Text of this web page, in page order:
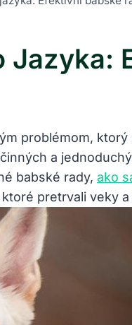
Jazyka:
⁤problémom,
a
babské rady,⁢ ako
pretrvali veky